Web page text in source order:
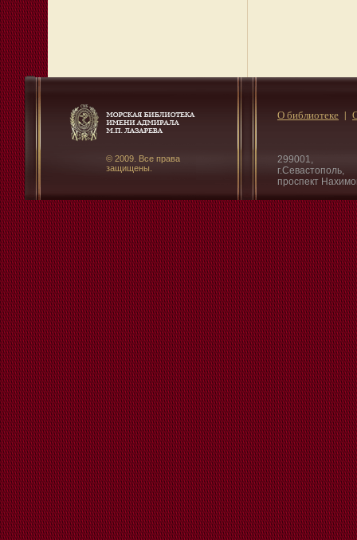
© 2009. Все права
защищены.
299001,
г.Севастополь,
проспект
О библиотеке